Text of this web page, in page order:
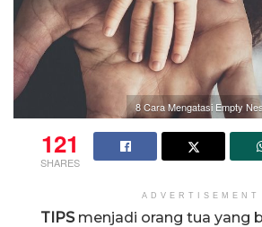
8 Cara Mengatasi Empty
121
SHARES
ADVERTISEMENT
TIPSmenjadi orang tua yang